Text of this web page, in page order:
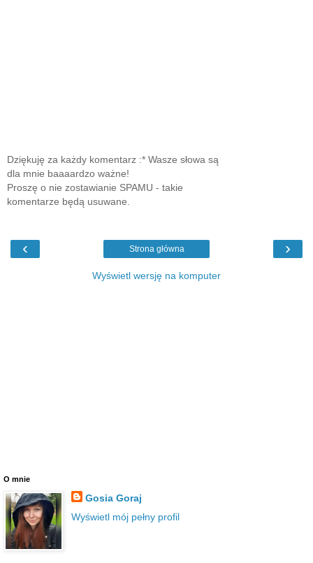
Dziękuję za każdy komentarz :* Wasze słowa są
dla mnie baaaardzo ważne!
Proszę o nie zostawianie SPAMU - takie
komentarze będą usuwane.
‹ ›
Strona główna
Wyświetl wersję na komputer
O mnie
Gosia Goraj
Wyświetl mój pełny profil